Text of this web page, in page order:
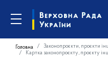
Головна Законопроєкти, проєкти
Картка законопроєкту, проєкту